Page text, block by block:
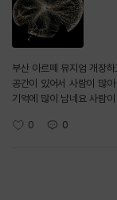
부산 아르떼 뮤지엄 개장
공간이 있어서 사람이 많
기억에 많이 남네요 사람
0 0